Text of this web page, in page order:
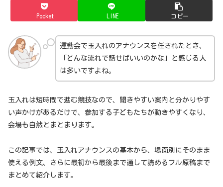
Pocket LINE コピー
運動会で玉入れのアナウンスを任されたとき、
「どんな流れで話せばいいのかな」と感じる人
は多いですよね。
玉入れは短時間で進む競技なので、聞きやすい案内と分かりやす
い声かけがあるだけで、参加する子どもたちが動きやすくなり、
会場も自然とまとまります。
この記事では、玉入れアナウンスの基本から、場面別にそのまま
使える例文、さらに最初から最後まで通して読めるフル原稿まで
まとめて紹介します。